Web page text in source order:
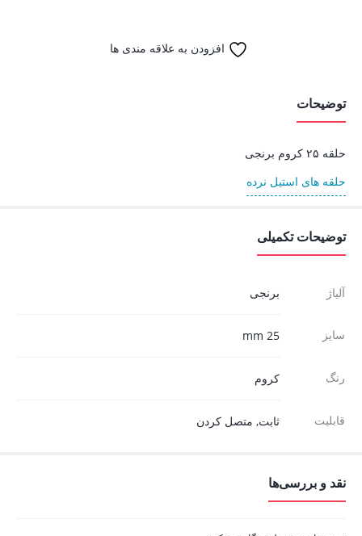
افزودن به علاقه مندی ها
توضیحات
حلقه ۲۵ کروم برنجی
حلقه های استیل نرده
توضیحات تکمیلی
آلیاژ برنجی
سایز 25 mm
رنگ کروم
قابلیت ثابت, متصل کردن
نقد و بررسی‌ها